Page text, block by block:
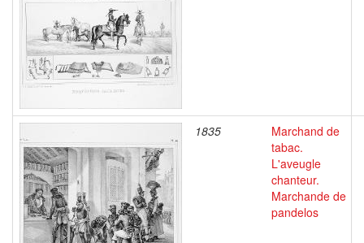
1835
Marchand de
tabac.
L'aveugle
chanteur.
Marchande de
pandelos